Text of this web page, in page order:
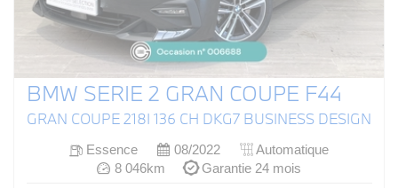
BMW SERIE 2 GRAN COUPE F44
GRAN COUPE 218I 136 CH DKG7 BUSINESS DESIGN
Essence 08/2022
Automatique
8 046km
Garantie 24 mois